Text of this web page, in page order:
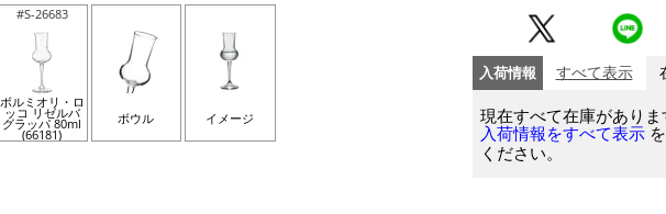
#S-26683
ボルミオリ・ロ
ッコ リゼルバ
グラッパ 80ml
(66181)
ボウル イメージ
入荷情報 すべて表示
現在すべて在庫がありま
入荷情報をすべて表示
ください。